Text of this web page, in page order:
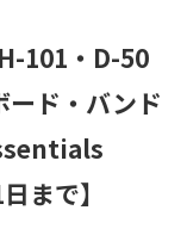
101・D-50
ード・バンド
まで】